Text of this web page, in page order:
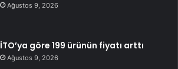
Ağustos 9, 2026
İTO’ya göre 199 ürünün fiyatı arttı
Ağustos 9, 2026